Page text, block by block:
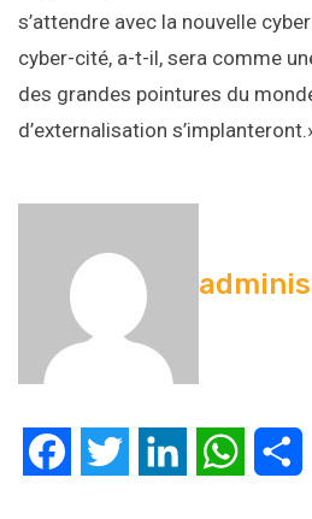
s’attendre avec la nouvelle
cyber-cité, a-t-il, sera comme
des grandes pointures du
d’externalisation
FacebookTwitter LinkedIn